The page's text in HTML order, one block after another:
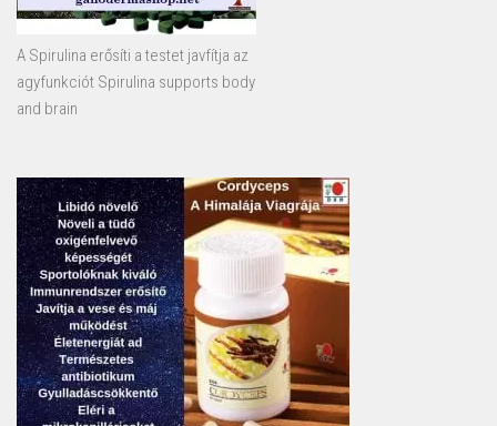
A Spirulina erősíti a testet javfítja az
agyfunkciót Spirulina supports body
and brain